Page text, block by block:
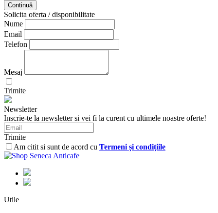
Continuă
Solicita oferta / disponibilitate
Nume
Email
Telefon
Mesaj
Trimite
Newsletter
Inscrie-te la newsletter si vei fi la curent cu ultimele noastre oferte!
Trimite
Am citit si sunt de acord cu Termeni și condițiile
Utile